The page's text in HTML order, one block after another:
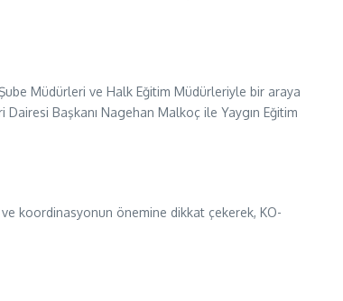
Müdürleri ve Halk Eğitim Müdürleriyle bir araya
Başkanı Nagehan Malkoç ile Yaygın Eğitim
koordinasyonun önemine dikkat çekerek, KO-